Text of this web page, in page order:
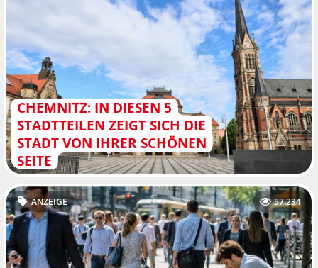
CHEMNITZ: IN DIESEN 5
STADTTEILEN ZEIGT SICH DIE
STADT VON IHRER SCHÖNEN
SEITE
ANZEIGE 57.234